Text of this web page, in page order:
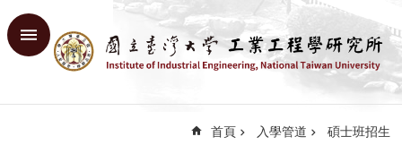
跳到主要內容區塊
進
首頁 入學管道 碩士班招生